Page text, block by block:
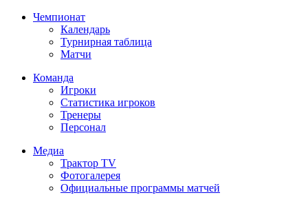
Чемпионат
Календарь
Турнирная таблица
Матчи
Команда
Игроки
Статистика игроков
Тренеры
Персонал
Медиа
Трактор TV
Фотогалерея
Официальные программы матчей